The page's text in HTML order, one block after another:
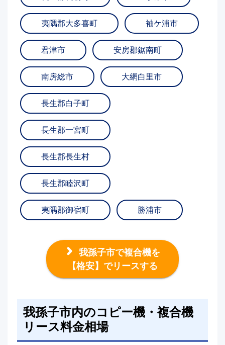
夷隅郡大多喜町 袖ケ浦市
君津市 安房郡鋸南町
南房総市 大網白里市
長生郡白子町
長生郡一宮町
長生郡長生村
長生郡睦沢町
夷隅郡御宿町 勝浦市
我孫子市で複合機を
【格安】でリースする
我孫子市内のコピー機・複合機
リース料金相場